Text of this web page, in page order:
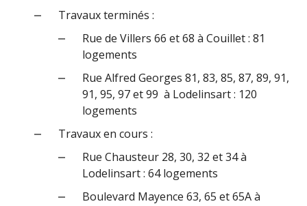
Travaux terminés :
Rue de Villers 66 et 68 à Couillet : 81
logements
Rue Alfred Georges 81, 83, 85, 87, 89, 91,
91, 95, 97 et 99 à Lodelinsart : 120
logements
Travaux en cours :
Rue Chausteur 28, 30, 32 et 34 à
Lodelinsart : 64 logements
Boulevard Mayence 63, 65 et 65A à